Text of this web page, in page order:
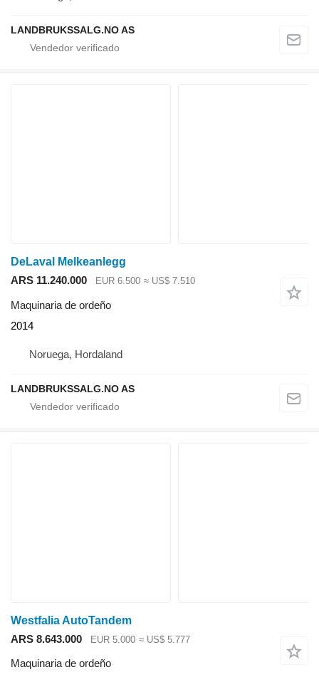
LANDBRUKSSALG.NO AS
DeLaval Melkeanlegg
ARS 11.240.000
EUR 6.500 ≈ US$ 7.510
Maquinaria de ordeño
2014
Noruega, Hordaland
LANDBRUKSSALG.NO AS
Westfalia AutoTandem
ARS 8.643.000
EUR 5.000 ≈ US$ 5.777
Maquinaria de ordeño